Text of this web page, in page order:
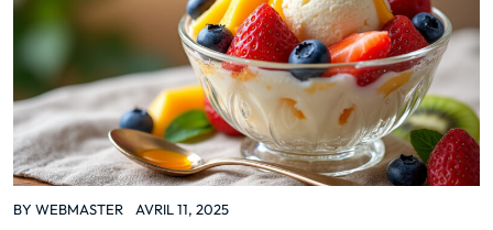
BY WEBMASTER AVRIL 11, 2025